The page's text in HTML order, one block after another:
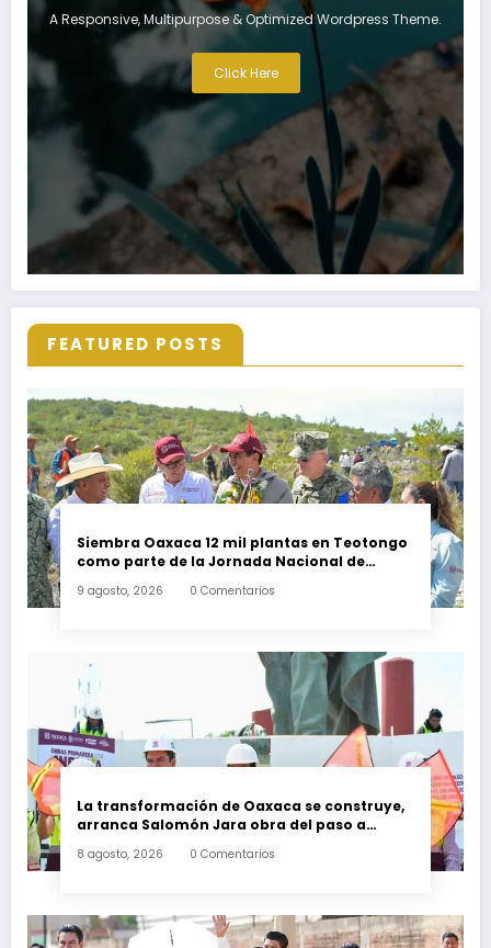
A Responsive, Multipurpose & Optimized Wordpress Theme.
Click Here
FEATURED POSTS
Siembra Oaxaca 12 mil plantas en Teotongo
como parte de la Jornada Nacional de
9 agosto, 2026 0 Comentarios
La transformación de Oaxaca se construye,
arranca Salomón Jara obra del paso a
kilómetro 184 + 300
8 agosto, 2026 0 Comentarios